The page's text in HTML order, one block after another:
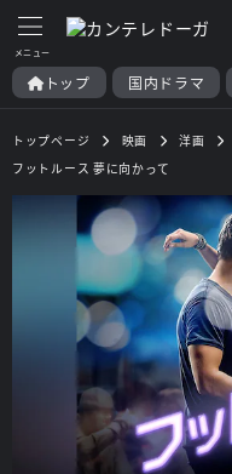
トップ 国内ドラマ
トップページ 映画 洋画
フットルース 夢に向かって